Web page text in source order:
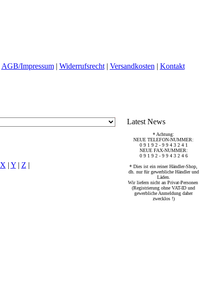
AGB/Impressum| Widerrufsrecht| Versandkosten | Kontakt
X | Y| Z |
Latest News
* Achtung:
NEUE TELEFON-NUMMER:
0 9 1 9 2 - 9 9 4 3 2 4 1
NEUE FAX-NUMMER:
0 9 1 9 2 - 9 9 4 3 2 4 6
* Dies ist ein reiner Händler-Shop,
dh. nur für gewerbliche Händler und
Läden.
Wir liefern nicht an Privat-Personen
(Registrierung ohne VAT-ID und
gewerbliche Anmeldung daher
zwecklos !)